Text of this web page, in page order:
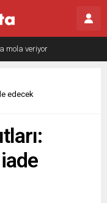
mola veriyor
edecek